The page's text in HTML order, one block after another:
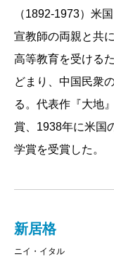
んだこりゃ、誰が
がおもしろいのだ
読むようにした。
も、かまわず読み
いと割り切った。
そうなると、小
（1892-1973）米
宣教師の両親と共
高等教育を受ける
どまり、中国民衆
る。代表作『大地
賞、1938年に米国
学賞を受賞した。
新居格
ニイ・イタル